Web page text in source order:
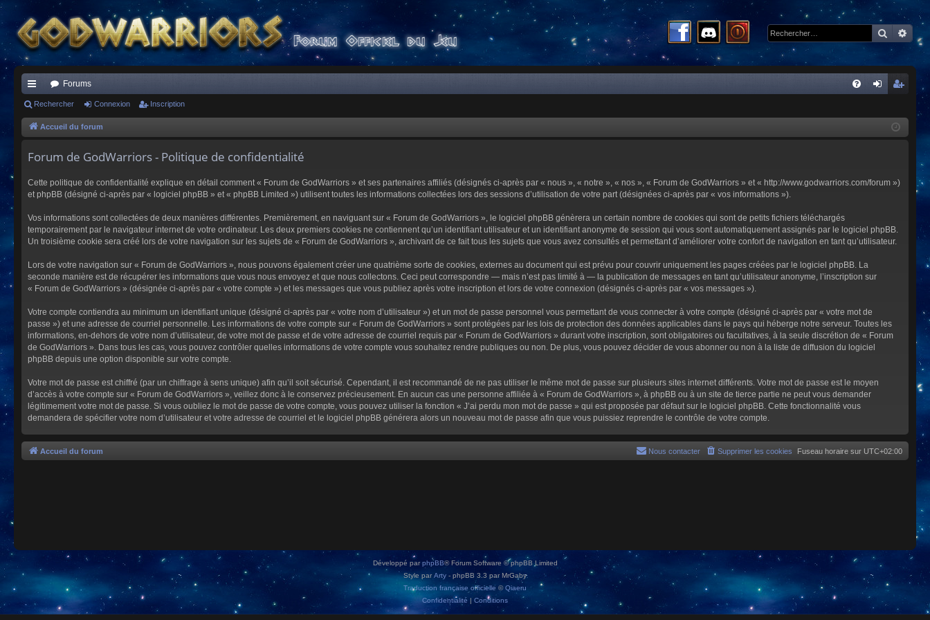
ac
co
s
Forums
cri
Rechercher Connexion Inscription
Accueil du forum
Forum de GodWarriors - Politique de confidentialité
Cette politique de confidentialité explique en détail comment « Forum de GodWarriors » et ses partenaires affiliés (désignés ci-après par « nous », « notre », « nos », « Forum de GodWarriors » et « http://www.godwarriors.com/forum »)
et phpBB (désigné ci-après par « logiciel phpBB » et « phpBB Limited ») utilisent toutes les informations collectées lors des sessions d’utilisation de votre part (désignées ci-après par « vos informations »).
Vos informations sont collectées de deux manières différentes. Premièrement, en naviguant sur « Forum de GodWarriors », le logiciel phpBB génèrera un certain nombre de cookies qui sont de petits fichiers téléchargés
temporairement par le navigateur internet de votre ordinateur. Les deux premiers cookies ne contiennent qu’un identifiant utilisateur et un identifiant anonyme de session qui vous sont automatiquement assignés par le logiciel phpBB.
Un troisième cookie sera créé lors de votre navigation sur les sujets de « Forum de GodWarriors », archivant de ce fait tous les sujets que vous avez consultés et permettant d’améliorer votre confort de navigation en tant qu’utilisateur.
Lors de votre navigation sur « Forum de GodWarriors », nous pouvons également créer une quatrième sorte de cookies, externes au document qui est prévu pour couvrir uniquement les pages créées par le logiciel phpBB. La
seconde manière est de récupérer les informations que vous nous envoyez et que nous collectons. Ceci peut correspondre — mais n’est pas limité à — la publication de messages en tant qu’utilisateur anonyme, l’inscription sur
« Forum de GodWarriors » (désignée ci-après par « votre compte ») et les messages que vous publiez après votre inscription et lors de votre connexion (désignés ci-après par « vos messages »).
Votre compte contiendra au minimum un identifiant unique (désigné ci-après par « votre nom d’utilisateur ») et un mot de passe personnel vous permettant de vous connecter à votre compte (désigné ci-après par « votre mot de
passe ») et une adresse de courriel personnelle. Les informations de votre compte sur « Forum de GodWarriors » sont protégées par les lois de protection des données applicables dans le pays qui héberge notre serveur. Toutes les
informations, en-dehors de votre nom d’utilisateur, de votre mot de passe et de votre adresse de courriel requis par « Forum de GodWarriors » durant votre inscription, sont obligatoires ou facultatives, à la seule discrétion de « Forum
de GodWarriors ». Dans tous les cas, vous pouvez contrôler quelles informations de votre compte vous souhaitez rendre publiques ou non. De plus, vous pouvez décider de vous abonner ou non à la liste de diffusion du logiciel
phpBB depuis une option disponible sur votre compte.
Votre mot de passe est chiffré (par un chiffrage à sens unique) afin qu’il soit sécurisé. Cependant, il est recommandé de ne pas utiliser le même mot de passe sur plusieurs sites internet différents. Votre mot de passe est le moyen
d’accès à votre compte sur « Forum de GodWarriors », veillez donc à le conservez précieusement. En aucun cas une personne affiliée à « Forum de GodWarriors », à phpBB ou à un site de tierce partie ne peut vous demander
légitimement votre mot de passe. Si vous oubliez le mot de passe de votre compte, vous pouvez utiliser la fonction « J’ai perdu mon mot de passe » qui est proposée par défaut sur le logiciel phpBB. Cette fonctionnalité vous
demandera de spécifier votre nom d’utilisateur et votre adresse de courriel et le logiciel phpBB générera alors un nouveau mot de passe afin que vous puissiez reprendre le contrôle de votre compte.
Accueil du forum Fuseau horaire sur UTC+02:00
Supprimer les cookies
Nous contacter
Développé parphpBB® Forum Software © phpBB Limited
Style par Arty - phpBB 3.3 par MrGaby
Traduction française officielle ©Qiaeru
Confidentialité | Conditions